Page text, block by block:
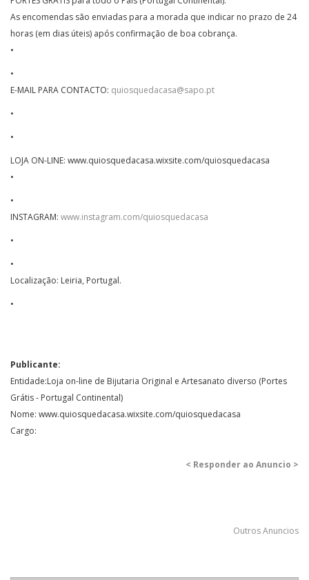
As encomendas são enviadas para a morada que indicar no prazo de 24
horas (em dias úteis) após confirmação de boa cobrança.
•
•
E-MAIL PARA CONTACTO: quiosquedacasa@sapo.pt
•
•
LOJA ON-LINE: www.quiosquedacasa.wixsite.com/quiosquedacasa
•
•
INSTAGRAM: www.instagram.com/quiosquedacasa
•
•
Localização: Leiria, Portugal.
•
Publicante:
Entidade:Loja on-line de Bijutaria Original e Artesanato diverso (Portes
Grátis - Portugal Continental)
Nome: www.quiosquedacasa.wixsite.com/quiosquedacasa
Cargo:
< Responder ao Anuncio >
Outros Anuncios